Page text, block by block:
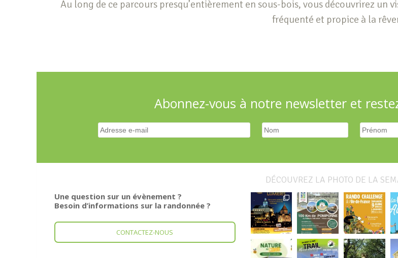
Au long de ce parcours presqu’entièrement en sous-bois, vous découvrirez un
fréquenté et propice à la
Abonnez-vous à notre newsletter et
Une question sur un évènement ?
Besoin d’informations sur la randonnée ?
CONTACTEZ-NOUS
DÉCOUVREZ LA PHOTO DE LA